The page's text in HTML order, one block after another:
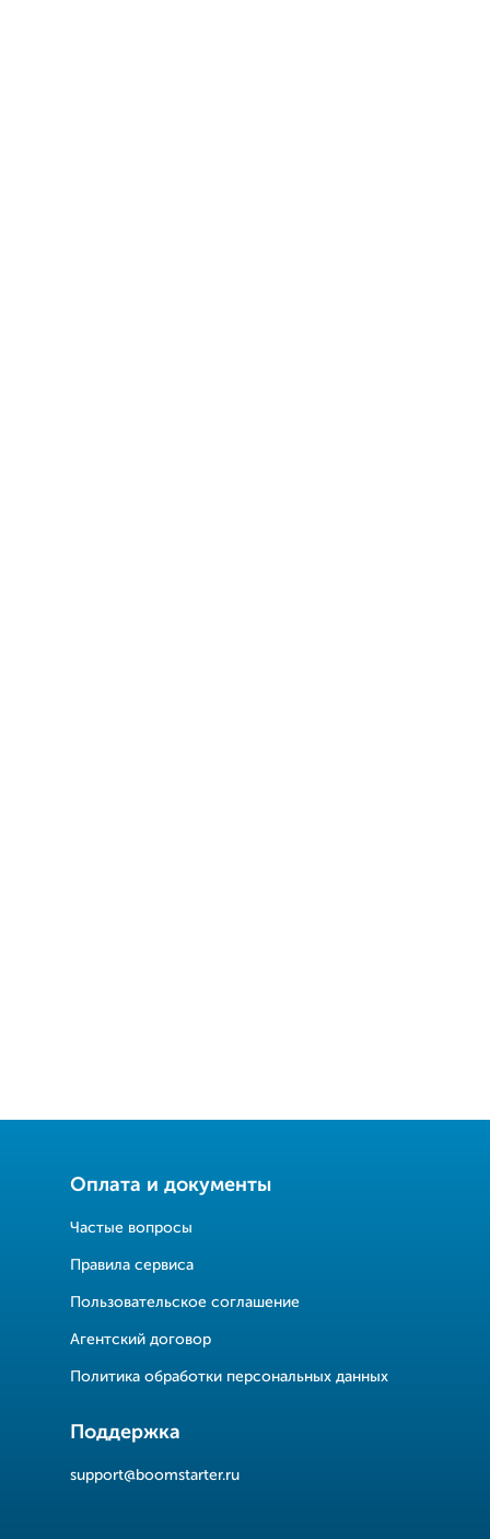
Оплата и документы
Частые вопросы
Правила сервиса
Пользовательское соглашение
Агентский договор
Политика обработки персональных данных
Поддержка
support@boomstarter.ru